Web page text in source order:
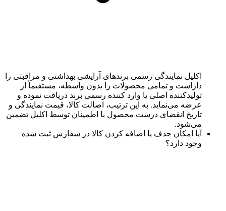
اکلیل نمایندگی رسمی برندهای آرایشی بهداشتی و مراقبتی را
داراست و تمامی محصولات را بدون واسطه، مستقیماً از
تولیدکننده اصلی یا وارد کننده رسمی برند دریافت نموده و
عرضه می‌نماید. به این ترتیب، اصالت کالا، قیمت نمایندگی و
تاریخ انقضای درست محصول با اطمینان توسط اکلیل تضمین
می‌شود.
آیا امکان حذف یا اضافه کردن کالا در سفارش ثبت شده
وجود دارد؟